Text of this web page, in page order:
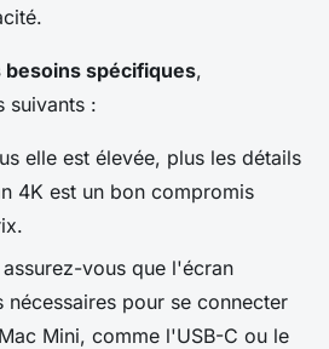
besoins spécifiques,
suivants :
elle est élevée, plus les détails
4K est un bon compromis
assurez-vous que l'écran
pour se connecter
Mini, comme l'USB-C ou le